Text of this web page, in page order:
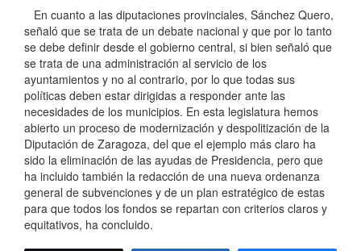
En cuanto a las diputaciones provinciales, Sánchez Quero,
señaló que se trata de un debate nacional y que por lo tanto
se debe definir desde el gobierno central, si bien señaló que
se trata de una administración al servicio de los
ayuntamientos y no al contrario, por lo que todas sus
políticas deben estar dirigidas a responder ante las
necesidades de los municipios. En esta legislatura hemos
abierto un proceso de modernización y despolitización de la
Diputación de Zaragoza, del que el ejemplo más claro ha
sido la eliminación de las ayudas de Presidencia, pero que
ha incluido también la redacción de una nueva ordenanza
general de subvenciones y de un plan estratégico de estas
para que todos los fondos se repartan con criterios claros y
equitativos, ha concluido.